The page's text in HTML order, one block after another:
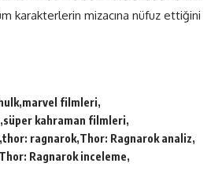
karakterlerin mizacına nüfuz ettiğini
hulk marvel filmleri
süper kahraman filmleri
thor: ragnarok Thor: Ragnarok analiz
Thor: Ragnarok inceleme